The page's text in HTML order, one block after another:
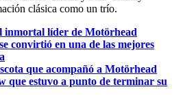
clásica como un trío.
inmortal líder de Motörhead
convirtió en una de las mejores
que acompañó a Motörhead
que estuvo a punto de terminar su